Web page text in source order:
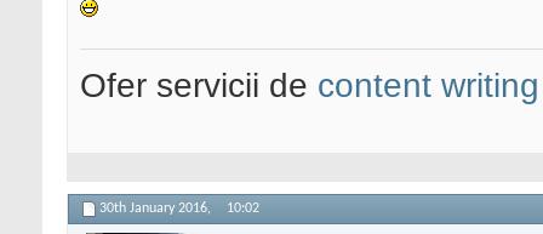
Ofer servicii de content writing
30th January 2016, 10:02